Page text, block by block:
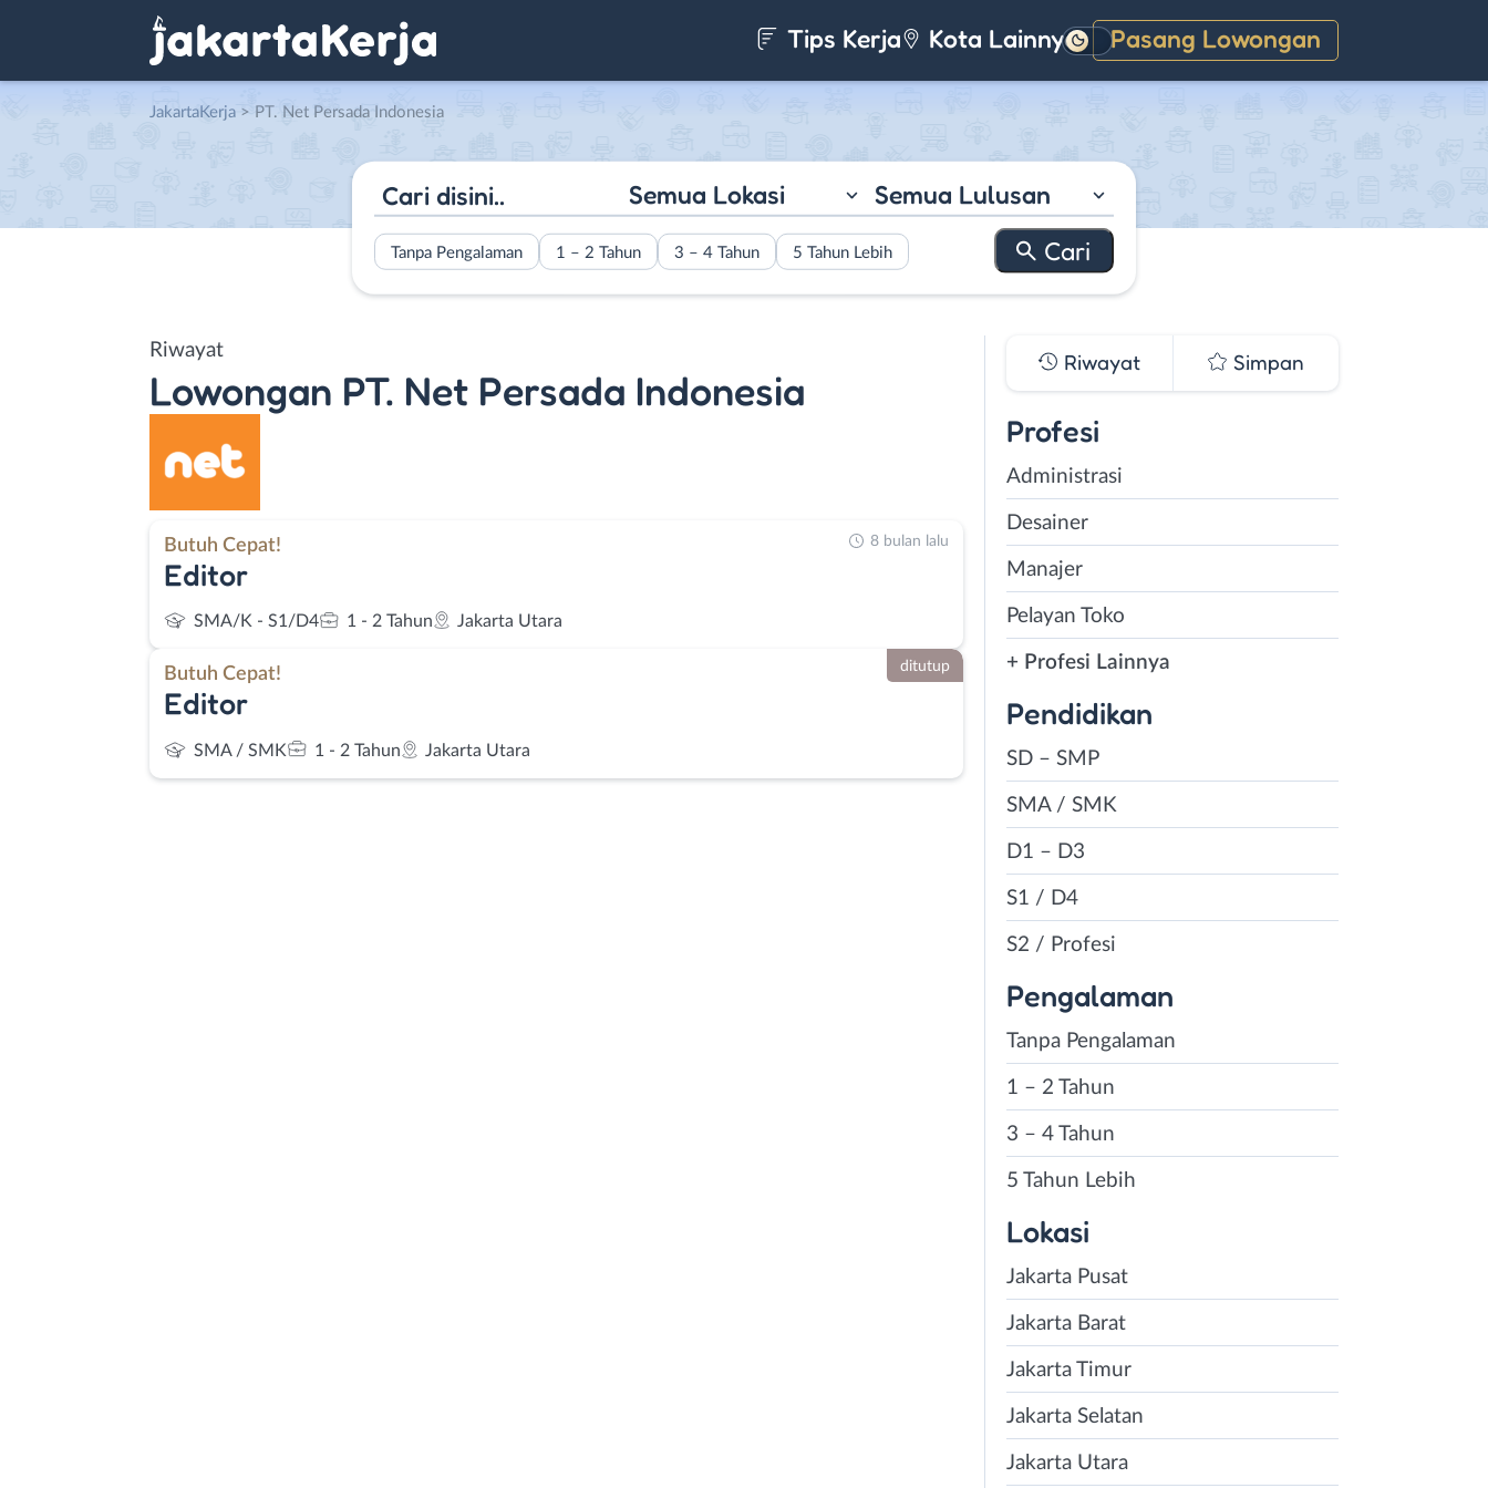
Tips Kerja Kota Lainnya Pasang Lowongan
Gelap
JakartaKerja > PT. Net Persada Indonesia
Semua Lokasi Semua Lulusan
Tanpa Pengalaman 1 – 2 Tahun 3 – 4 Tahun 5 Tahun Lebih
Riwayat
Lowongan PT. Net Persada Indonesia
Butuh Cepat!
Editor
SMA/K - S1/D4 1 - 2 Tahun Jakarta Utara
8 bulan lalu
Butuh Cepat!
Editor
SMA / SMK 1 - 2 Tahun Jakarta Utara
ditutup
Riwayat Simpan
Profesi
Administrasi
Desainer
Manajer
Pelayan Toko
+ Profesi Lainnya
Pendidikan
SD – SMP
SMA / SMK
D1 – D3
S1 / D4
S2 / Profesi
Pengalaman
Tanpa Pengalaman
1 – 2 Tahun
3 – 4 Tahun
5 Tahun Lebih
Lokasi
Jakarta Pusat
Jakarta Barat
Jakarta Timur
Jakarta Selatan
Jakarta Utara